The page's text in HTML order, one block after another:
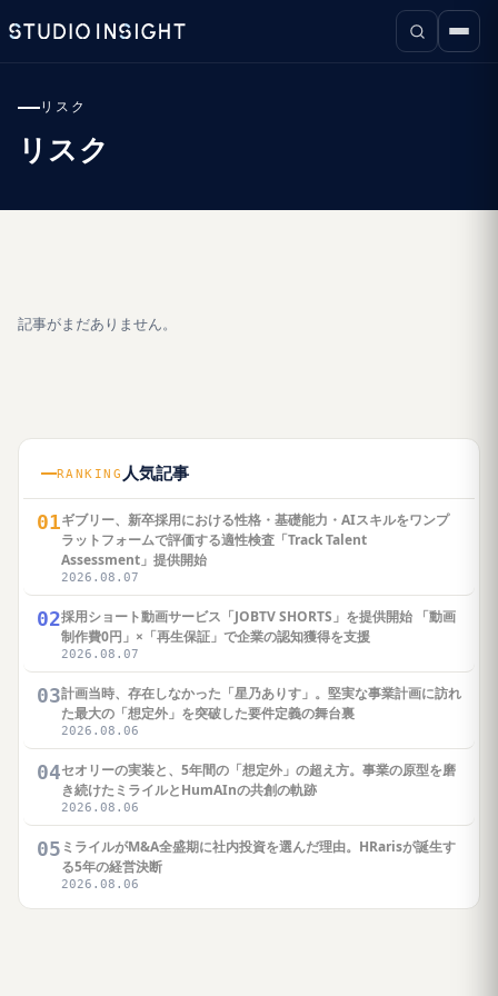
リスク
リスク
記事がまだありません。
RANKING 人気記事
01ギブリー、新卒採用における性格・基礎能力・AIスキルをワンプ
ラットフォームで評価する適性検査「Track Talent
Assessment」提供開始
2026.08.07
02採用ショート動画サービス「JOBTV SHORTS」を提供開始 「動画
制作費0円」×「再生保証」で企業の認知獲得を支援
2026.08.07
03計画当時、存在しなかった「星乃ありす」。堅実な事業計画に訪れ
た最大の「想定外」を突破した要件定義の舞台裏
2026.08.06
04セオリーの実装と、5年間の「想定外」の超え方。事業の原型を磨
き続けたミライルとHumAInの共創の軌跡
2026.08.06
05 ミライルがM&A全盛期に社内投資を選んだ理由。HRarisが誕生す
る5年の経営決断
2026.08.06